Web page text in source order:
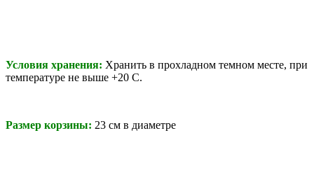
Условия хранения: Хранить в прохладном темном месте, при
температуре не выше +20 С.
Размер корзины: 23 см в диаметре